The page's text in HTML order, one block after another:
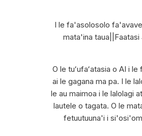
I le fa'asolosolo
mata'ina
O le tuʻufaʻatasia o AI i
ai le gagana ma pa. I le
le au maimoa i le lalolagi
lautele o tagata. O le
fetuutuuna'i i